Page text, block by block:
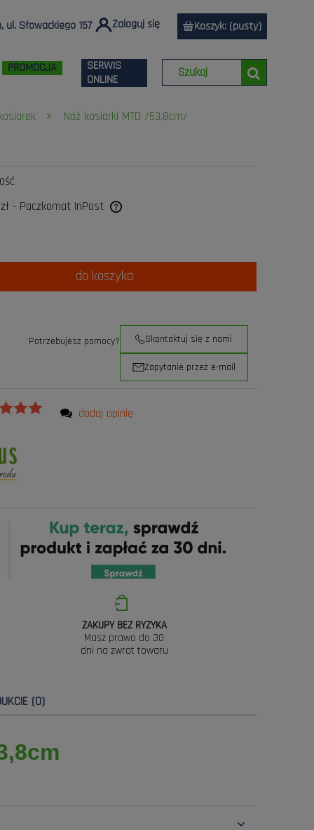
ul. Słowackiego 157 Zaloguj się Koszyk: (pusty)
PROMOCJA
SERWIS
ONLINE
» Nóż kosiarki MTD /53,8cm/
- Paczkomat InPost
kosztów
do koszyka
Potrzebujesz pomocy? Skontaktuj się z nami
Zapytanie przez e-mail
dodaj opinię
ZAKUPY BEZ RYZYKA
Masz prawo do 30
dni na zwrot towaru
(0)